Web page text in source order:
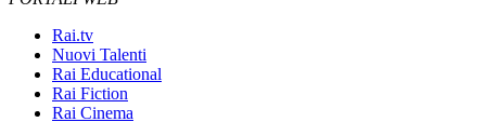
Rai.tv
Nuovi Talenti
Rai Educational
Rai Fiction
Rai Cinema